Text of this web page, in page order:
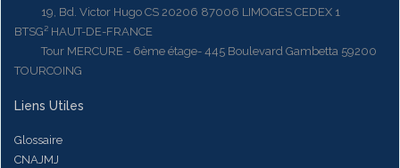
19, Bd. Victor Hugo CS 20206 87006 LIMOGES CEDEX 1
BTSG² HAUT-DE-FRANCE
Tour MERCURE - 6ème étage- 445 Boulevard Gambetta 59200
TOURCOING
Liens Utiles
Glossaire
CNAJMJ